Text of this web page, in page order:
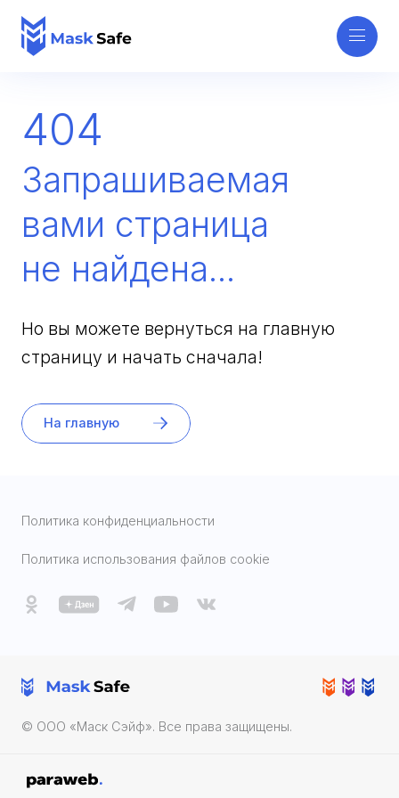
404
Запрашиваемая
вами страница
не найдена...
Но вы можете вернуться на главную
страницу и начать сначала!
На главную
Политика конфиденциальности
Политика использования файлов cookie
© ООО «Маск Cэйф». Все права защищены.